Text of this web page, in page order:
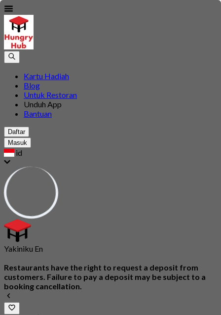
Kartu Hadiah
Blog
Untuk Restoran
Unduh App
Bantuan
Daftar
Masuk
id
Yakiniku En
Restaurants have the right to request a deposit from
customers. Failure to pay a deposit may be subject to a
booking cancellation.